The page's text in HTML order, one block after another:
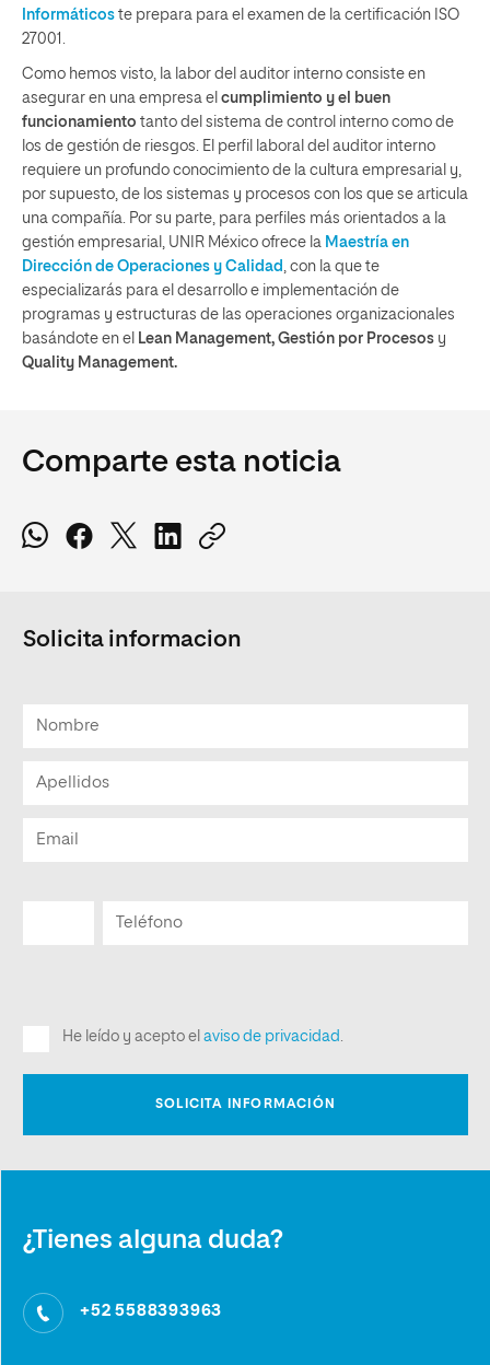
Informáticos te prepara para el examen de la certificación ISO
27001.
Como hemos visto, la labor del auditor interno consiste en
asegurar en una empresa el cumplimiento y el buen
funcionamiento tanto del sistema de control interno como de
los de gestión de riesgos. El perfil laboral del auditor interno
requiere un profundo conocimiento de la cultura empresarial y,
por supuesto, de los sistemas y procesos con los que se articula
una compañía. Por su parte, para perfiles más orientados a la
gestión empresarial, UNIR México ofrece la Maestría en
Dirección de Operaciones y Calidad , con la que te
especializarás para el desarrollo e implementación de
programas y estructuras de las operaciones organizacionales
basándote en el Lean Management, Gestión por Procesos y
Quality Management.
Comparte esta noticia
Solicita informacion
¿Tienes alguna duda?
+52 5588393963